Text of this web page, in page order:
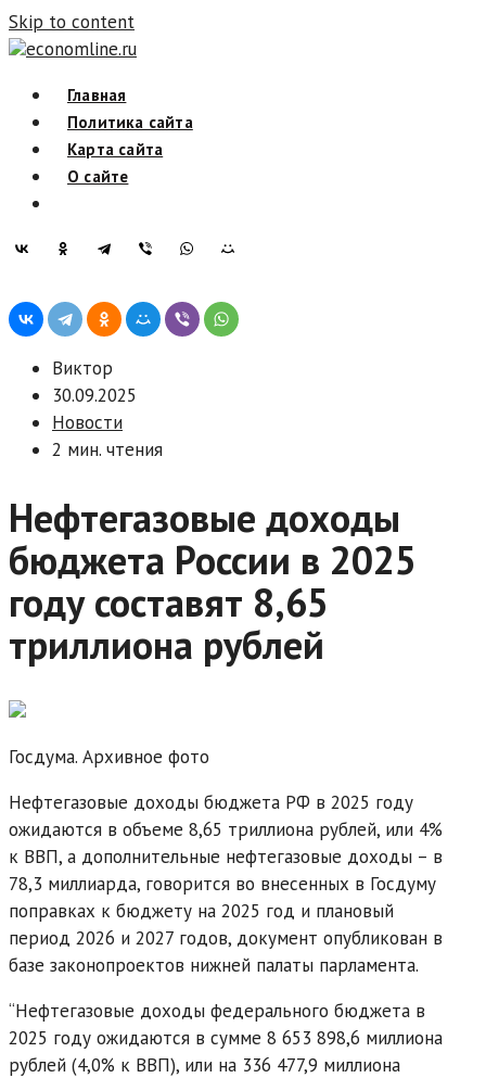
Skip to content
economline.ru
Главная
Политика сайта
Карта сайта
О сайте
Виктор
30.09.2025
Новости
2 мин. чтения
Нефтегазовые доходы
бюджета России в 2025
году составят 8,65
триллиона рублей
Госдума. Архивное фото
Нефтегазовые доходы бюджета РФ в 2025 году
ожидаются в объеме 8,65 триллиона рублей, или 4%
к ВВП, а дополнительные нефтегазовые доходы – в
78,3 миллиарда, говорится во внесенных в Госдуму
поправках к бюджету на 2025 год и плановый
период 2026 и 2027 годов, документ опубликован в
базе законопроектов нижней палаты парламента.
“Нефтегазовые доходы федерального бюджета в
2025 году ожидаются в сумме 8 653 898,6 миллиона
рублей (4,0% к BBП), или на 336 477,9 миллиона